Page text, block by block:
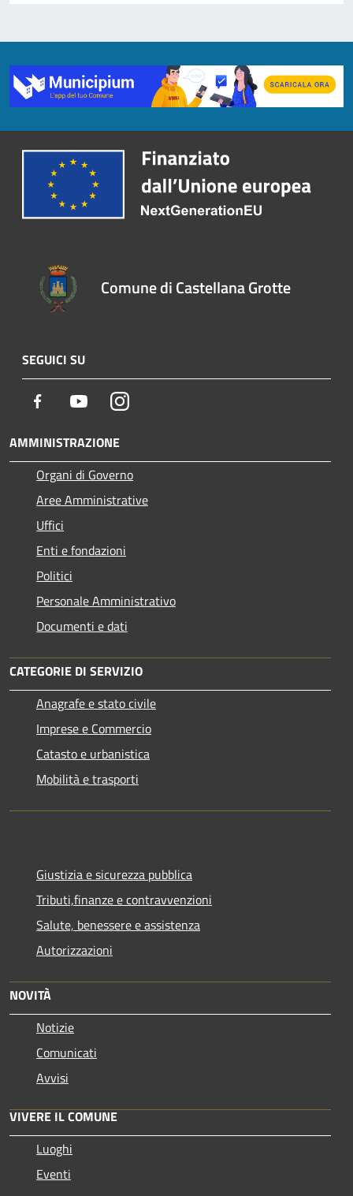
Comune di Castellana Grotte
SEGUICI SU
Facebook YoutubeInstagram
AMMINISTRAZIONE
Organi di Governo
Aree Amministrative
Uffici
Enti e fondazioni
Politici
Personale Amministrativo
Documenti e dati
CATEGORIE DI SERVIZIO
Anagrafe e stato civile
Imprese e Commercio
Catasto e urbanistica
Mobilità e trasporti
Giustizia e sicurezza pubblica
Tributi,finanze e contravvenzioni
Salute, benessere e assistenza
Autorizzazioni
NOVITÀ
Notizie
Comunicati
Avvisi
VIVERE IL COMUNE
Luoghi
Eventi